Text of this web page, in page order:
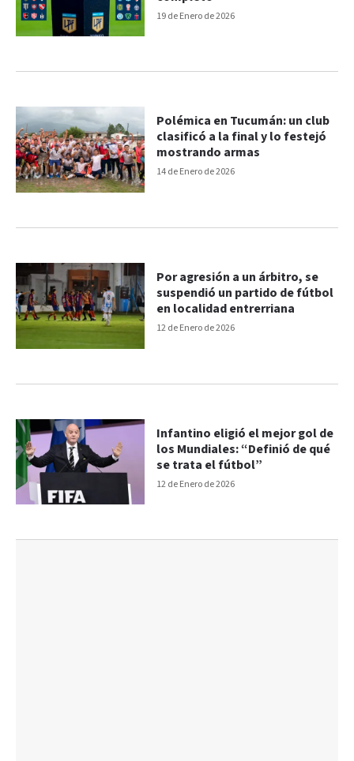
19 de Enero de 2026
14 de Enero de 2026
Polémica en Tucumán: un club
clasificó a la final y lo festejó
mostrando armas
12 de Enero de 2026
Por agresión a un árbitro, se
suspendió un partido de fútbol
en localidad entrerriana
12 de Enero de 2026
Infantino eligió el mejor gol de
los Mundiales: “Definió de qué
se trata el fútbol”